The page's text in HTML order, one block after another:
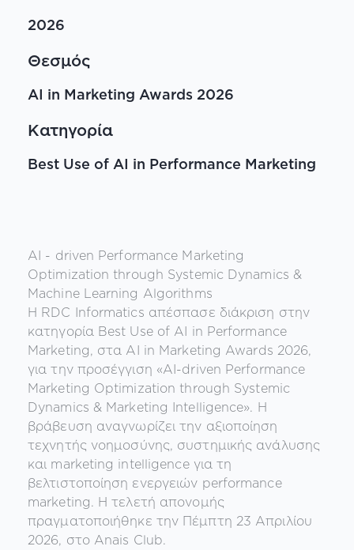
2026
Θεσμός
AI in Marketing Awards 2026
Κατηγορία
Best Use of AI in Performance Marketing
AI - driven Performance Marketing
Optimization through Systemic Dynamics &
Machine Learning Algorithms
Η RDC Informatics απέσπασε διάκριση στην
κατηγορία Best Use of AI in Performance
Marketing, στα AI in Marketing Awards 2026,
για την προσέγγιση «AI-driven Performance
Marketing Optimization through Systemic
Dynamics & Marketing Intelligence». Η
βράβευση αναγνωρίζει την αξιοποίηση
τεχνητής νοημοσύνης, συστημικής ανάλυσης
και marketing intelligence για τη
βελτιστοποίηση ενεργειών performance
marketing. Η τελετή απονομής
πραγματοποιήθηκε την Πέμπτη 23 Απριλίου
2026, στο Anais Club.